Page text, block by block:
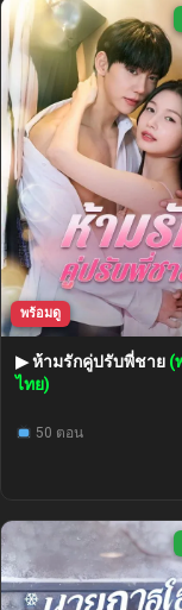
พร้อมดู
▶ ห้ามรักคู่ปรับพี่ชาย (
ไทย)
50 ตอน